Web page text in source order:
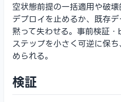
空状態前提の一括適用や破
デプロイを止めるか、既存
黙って失わせる。事前検証
ステップを小さく可逆に保
められる。
検証